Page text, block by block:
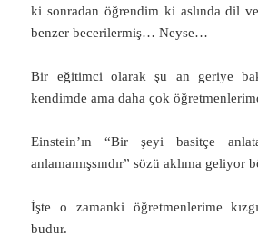
ki sonradan öğrendim ki aslında dil
benzer becerilermiş… Neyse…
Bir eğitimci olarak şu an geriye
kendimde ama daha çok
Einstein’ın “Bir şeyi basitçe
anlamamışsındır” sözü aklıma geliyor
İşte o zamanki öğretmenlerime
budur.